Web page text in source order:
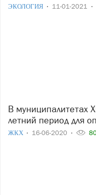
ЭКОЛОГИЯ 11-01-2021
В муниципалитетах ХМАО начали замерять ТКО в
летний период для
ЖКХ 16-06-2020